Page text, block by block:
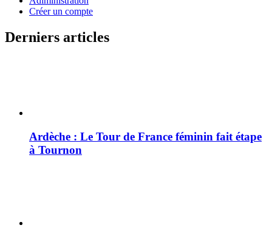
Créer un compte
Derniers articles
Ardèche : Le Tour de France féminin fait étape
à Tournon